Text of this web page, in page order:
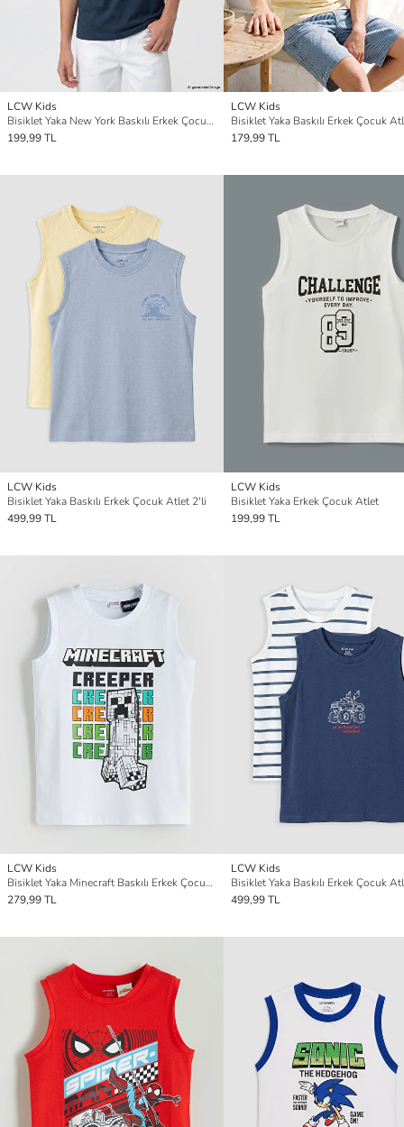
LCW Kids
Bisiklet Yaka New York Baskılı Erkek Çocuk Atlet
199,99 TL
LCW Kids
Bisiklet Yaka Baskılı Erkek Çocuk
179,99 TL
LCW Kids
Bisiklet Yaka Baskılı Erkek Çocuk Atlet 2'li
499,99 TL
LCW Kids
Bisiklet Yaka Erkek Çocuk Atlet
199,99 TL
LCW Kids
Bisiklet Yaka Minecraft Baskılı Erkek Çocuk Atlet
279,99 TL
LCW Kids
Bisiklet Yaka Baskılı Erkek Çocuk
499,99 TL